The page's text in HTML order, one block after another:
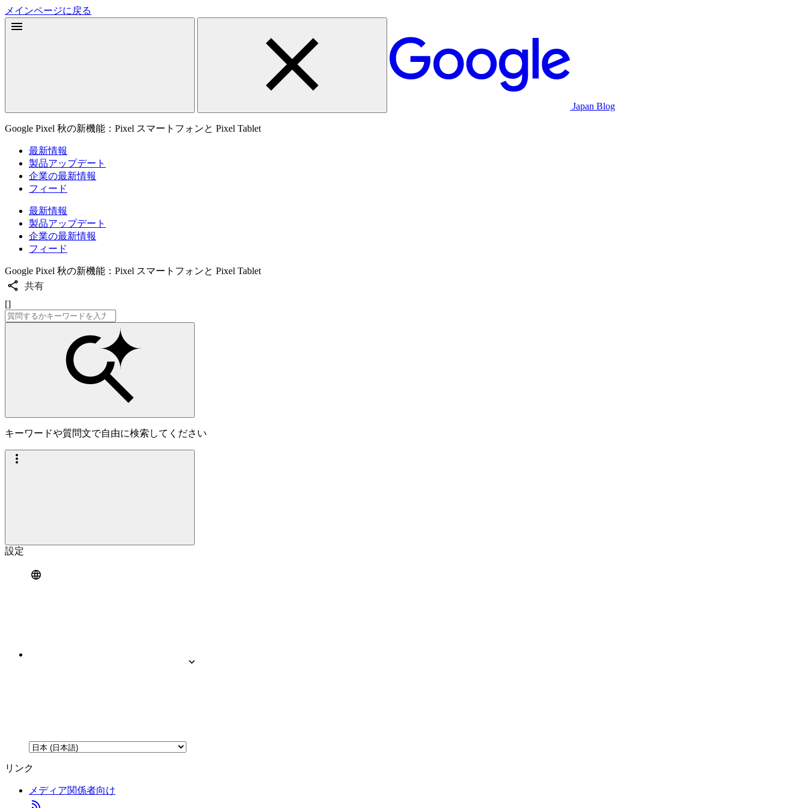
メインページに戻る
Japan Blog
Google Pixel 秋の新機能：Pixel スマートフォンと Pixel Tablet
最新情報
製品アップデート
企業の最新情報
フィード
最新情報
製品アップデート
企業の最新情報
フィード
Google Pixel 秋の新機能：Pixel スマートフォンと Pixel Tablet
共有
[]
キーワードや質問文で自由に検索してください
設定
リンク
メディア関係者向け